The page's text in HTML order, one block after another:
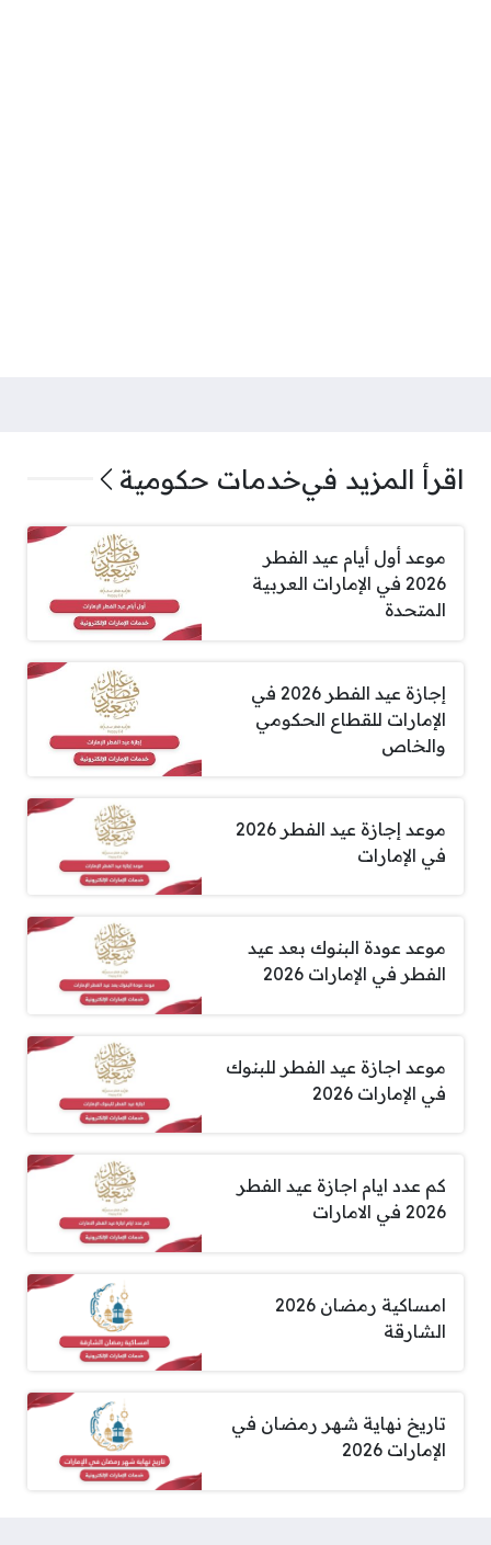
اقرأ المزيد فيخدمات حكومية
موعد أول أيام عيد الفطر
2026 في الإمارات العربية
المتحدة
إجازة عيد الفطر 2026 في
الإمارات للقطاع الحكومي
والخاص
موعد إجازة عيد الفطر 2026
في الإمارات
موعد عودة البنوك بعد عيد
الفطر في الإمارات 2026
موعد اجازة عيد الفطر للبنوك
في الإمارات 2026
كم عدد ايام اجازة عيد الفطر
2026 في الامارات
امساكية رمضان 2026
الشارقة
تاريخ نهاية شهر رمضان في
الإمارات 2026